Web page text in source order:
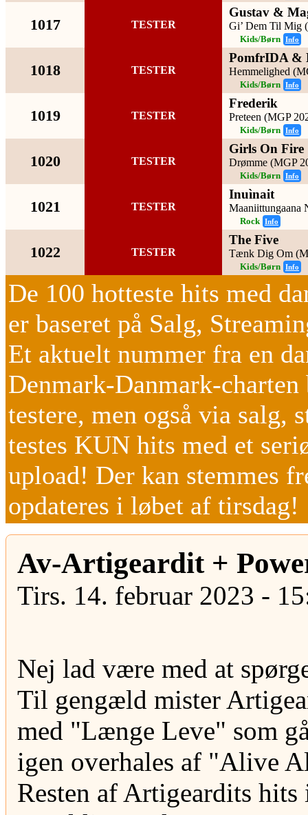
1017 TESTER
Gustav &
Gi’ Dem Til Mig
Kids/Børn Info
1018 TESTER
PomfrIDA &
Hemmelighed
Kids/Børn Info
1019 TESTER
Frederik
Preteen (MGP
Kids/Børn Info
1020 TESTER
Girls On Fire
Drømme (MGP
Kids/Børn Info
1021 TESTER
Inuìnait
Maaniittungaana
Rock Info
1022 TESTER
The Five
Tænk Dig Om
Kids/Børn Info
De 100 hotteste hits med
er baseret på Salg,
Et aktuelt nummer fra en
Denmark-Danmark-
testere, men også via salg,
testes KUN hits med et
upload! Der kan stemmes
opdateres i løbet af tirsdag!
Av-Artigeardit +
Tirs. 14. februar 2023 -
Nej lad være med at
Til gengæld mister
med "Længe Leve" som
igen overhales af "Alive
Resten af Artigeardits